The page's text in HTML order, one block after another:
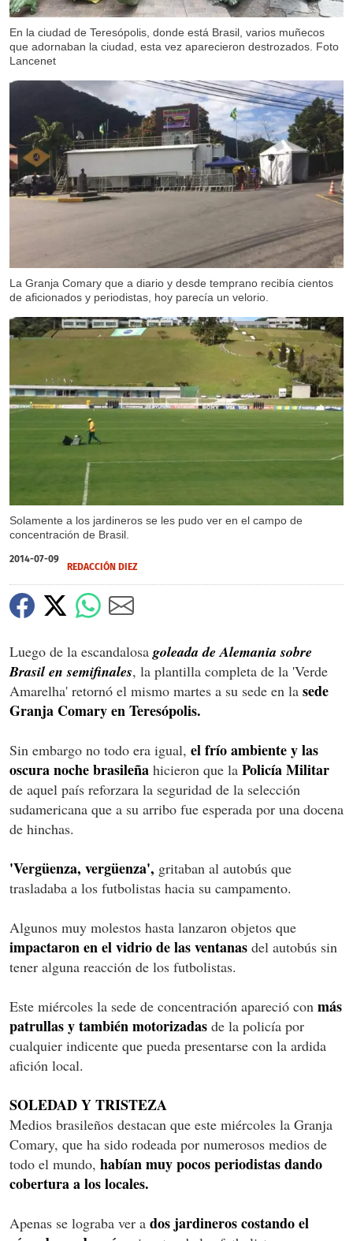
En la ciudad de Teresópolis, donde está Brasil, varios muñecos
que adornaban la ciudad, esta vez aparecieron destrozados. Foto
Lancenet
La Granja Comary que a diario y desde temprano recibía cientos
de aficionados y periodistas, hoy parecía un velorio.
Solamente a los jardineros se les pudo ver en el campo de
concentración de Brasil.
2014-07-09
REDACCIÓN DIEZ
Luego de la escandalosa goleada de Alemania sobre
Brasil en semifinales, la plantilla completa de la 'Verde
Amarelha' retornó el mismo martes a su sede en la sede
Granja Comary en Teresópolis.
Sin embargo no todo era igual, el frío ambiente y las
oscura noche brasileña hicieron que la Policía Militar
de aquel país reforzara la seguridad de la selección
sudamericana que a su arribo fue esperada por una docena
de hinchas.
'Vergüenza, vergüenza', gritaban al autobús que
trasladaba a los futbolistas hacia su campamento.
Algunos muy molestos hasta lanzaron objetos que
impactaron en el vidrio de las ventanas del autobús sin
tener alguna reacción de los futbolistas.
Este miércoles la sede de concentración apareció con más
patrullas y también motorizadas de la policía por
cualquier indicente que pueda presentarse con la ardida
afición local.
SOLEDAD Y TRISTEZA
Medios brasileños destacan que este miércoles la Granja
Comary, que ha sido rodeada por numerosos medios de
todo el mundo, habían muy pocos periodistas dando
cobertura a los locales.
Apenas se lograba ver a dos jardineros costando el